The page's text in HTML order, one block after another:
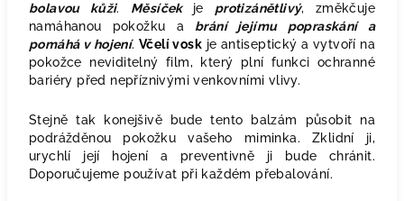
bolavou kůži. Měsíček je protizánětlivý, změkčuje
namáhanou pokožku a brání jejímu popraskání a
pomáhá v hojení.Včelí vosk je antiseptický a vytvoří na
pokožce neviditelný film, který plní funkci ochranné
bariéry před nepříznivými venkovními vlivy.
Stejně tak konejšivě bude tento balzám působit na
podrážděnou pokožku vašeho miminka. Zklidní ji,
urychlí její hojení a preventivně ji bude chránit.
Doporučujeme používat při každém přebalování.